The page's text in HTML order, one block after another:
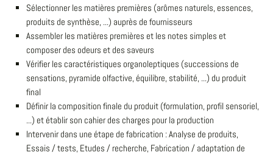
Sélectionner les matières premières (arômes naturels, essences,
produits de synthèse, ...) auprès de fournisseurs
Assembler les matières premières et les notes simples et
composer des odeurs et des saveurs
Vérifier les caractéristiques organoleptiques (successions de
sensations, pyramide olfactive, équilibre, stabilité, ...) du produit
final
Définir la composition finale du produit (formulation, profil sensoriel,
...) et établir son cahier des charges pour la production
Intervenir dans une étape de fabrication : Analyse de produits,
Essais / tests, Etudes / recherche, Fabrication / adaptation de